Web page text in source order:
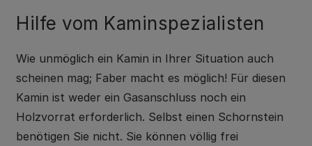
Hilfe vom Kaminspezialisten
Wie unmöglich ein Kamin in Ihrer Situation auch
scheinen mag; Faber macht es möglich! Für diesen
Kamin ist weder ein Gasanschluss noch ein
Holzvorrat erforderlich. Selbst einen Schornstein
benötigen Sie nicht. Sie können völlig frei